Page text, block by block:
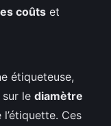
coûts et
étiqueteuse,
le diamètre
l’étiquette. Ces